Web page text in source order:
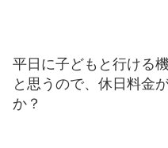
平日に子どもと行ける
と思うので、休日料金
か？